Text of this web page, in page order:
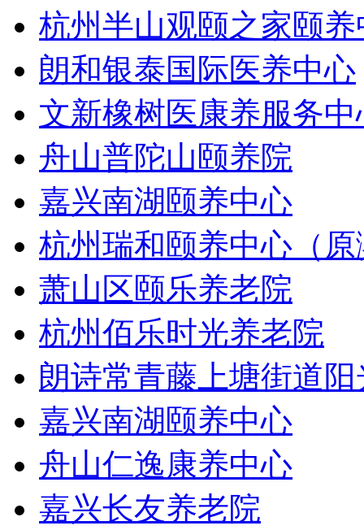
杭州半山观颐之家颐养
朗和银泰国际医养中心
文新橡树医康养服务中
舟山普陀山颐养院
嘉兴南湖颐养中心
杭州瑞和颐养中心（
萧山区颐乐养老院
杭州佰乐时光养老院
朗诗常青藤上塘街道
嘉兴南湖颐养中心
舟山仁逸康养中心
嘉兴长友养老院